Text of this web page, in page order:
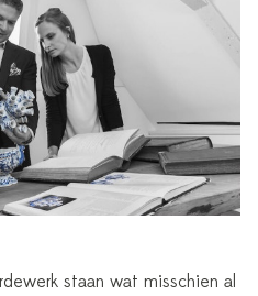
staan wat misschien al